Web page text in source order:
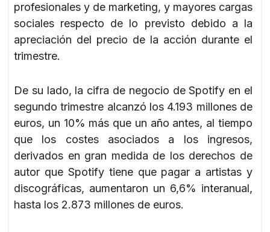
profesionales y de marketing, y mayores cargas
sociales respecto de lo previsto debido a la
apreciación del precio de la acción durante el
trimestre.
De su lado, la cifra de negocio de Spotify en el
segundo trimestre alcanzó los 4.193 millones de
euros, un 10% más que un año antes, al tiempo
que los costes asociados a los ingresos,
derivados en gran medida de los derechos de
autor que Spotify tiene que pagar a artistas y
discográficas, aumentaron un 6,6% interanual,
hasta los 2.873 millones de euros.